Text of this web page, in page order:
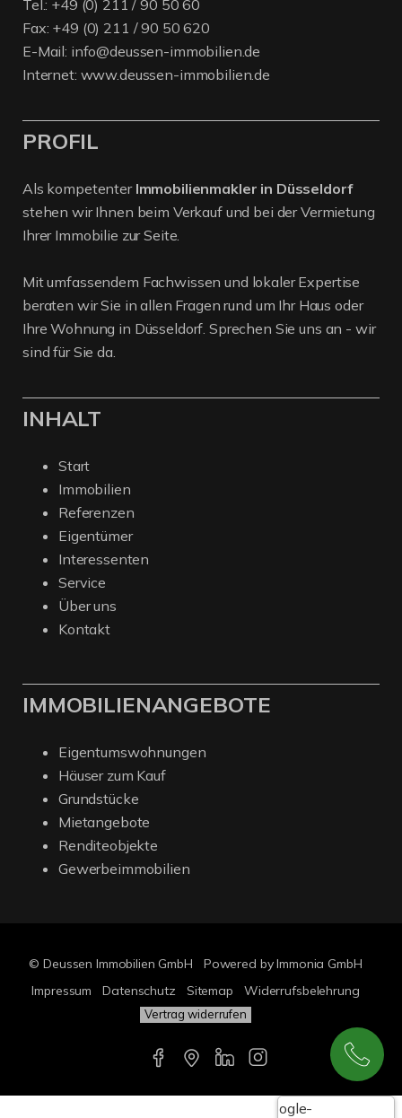
Tel.: +49 (0) 211 / 90 50 60
Fax: +49 (0) 211 / 90 50 620
E-Mail: info@deussen-immobilien.de
Internet: www.deussen-immobilien.de
PROFIL
Als kompetenter Immobilienmakler in Düsseldorf
stehen wir Ihnen beim Verkauf und bei der Vermietung
Ihrer Immobilie zur Seite.
Mit umfassendem Fachwissen und lokaler Expertise
beraten wir Sie in allen Fragen rund um Ihr Haus oder
Ihre Wohnung in Düsseldorf. Sprechen Sie uns an - wir
sind für Sie da.
INHALT
Start
Immobilien
Referenzen
Eigentümer
Interessenten
Service
Über uns
Kontakt
IMMOBILIENANGEBOTE
Eigentumswohnungen
Häuser zum Kauf
Grundstücke
Mietangebote
Renditeobjekte
Gewerbeimmobilien
© Deussen Immobilien GmbH
Powered by Immonia GmbH
Impressum
Datenschutz Sitemap Widerrufsbelehrung
Vertrag widerrufen
Google-